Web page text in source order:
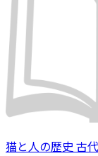
猫と人の歴史 古